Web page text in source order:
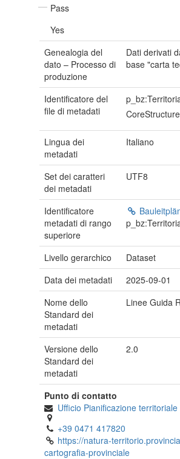
Pass
Yes
Genealogia del
dato – Processo di
produzione
Dati derivati
base "carta
Identificatore del
file di metadati
CoreStructure
Lingua dei
metadati
Italiano
Set dei caratteri
dei metadati
UTF8
Identificatore
metadati di rango
superiore
Livello gerarchico
Dataset
Data dei metadati
2025-09-01
Nome dello
Standard dei
metadati
Linee Guida
Versione dello
Standard dei
metadati
2.0
Punto di contatto
Ufficio Pianificazione
+39 0471 417820
https://natura-
cartografia-provinciale